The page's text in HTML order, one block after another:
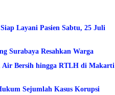
Layani Pasien Sabtu, 25 Juli
Surabaya Resahkan Warga
Air Bersih hingga RTLH di Makarti
Sejumlah Kasus Korupsi